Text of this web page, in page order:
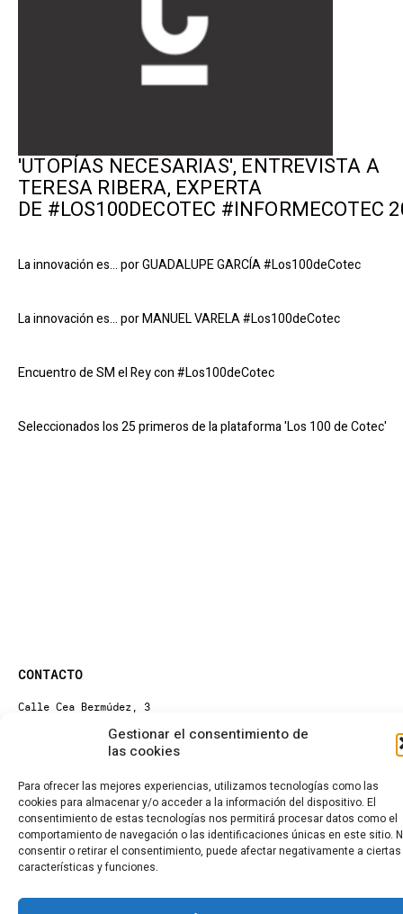
Gestionar el consentimiento de
las cookies
Para ofrecer las mejores experiencias, utilizamos tecnologías como las
cookies para almacenar y/o acceder a la información del dispositivo. El
consentimiento de estas tecnologías nos permitirá procesar datos como el
comportamiento de navegación o las identificaciones únicas en este sitio.
consentir o retirar el consentimiento, puede afectar negativamente a ciertas
características y funciones.
'UTOPÍAS NECESARIAS', ENTREVISTA A
TERESA RIBERA, EXPERTA
DE #LOS100DECOTEC #INFORMECOTEC
La innovación es... por GUADALUPE GARCÍA #Los100deCotec
La innovación es... por MANUEL VARELA #Los100deCotec
Encuentro de SM el Rey con #Los100deCotec
Seleccionados los 25 primeros de la plataforma 'Los 100 de Cotec'
CONTACTO
Calle Cea Bermúdez, 3
(+34) 914 36 47 74
fundacion.cotec@cotec.es
POLÍTICA DE PRIVACIDAD
POLÍTICA DE COOKIES
CANAL DENUNCIAS
El contenido de esta página web está bajo licencia